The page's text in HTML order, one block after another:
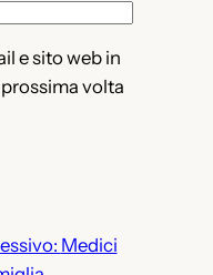
e sito web in
volta
Medici